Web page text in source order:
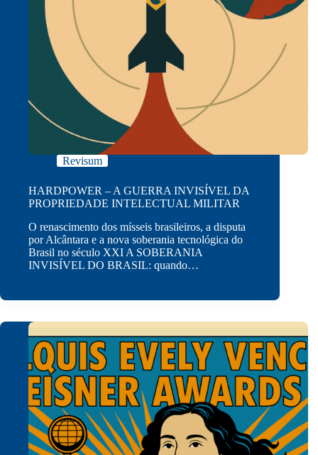
Revisum
HARDPOWER – A GUERRA INVISÍVEL DA
PROPRIEDADE INTELECTUAL MILITAR
O renascimento dos mísseis brasileiros, a disputa
por Alcântara e a nova soberania tecnológica do
Brasil no século XXI A SOBERANIA
INVISÍVEL DO BRASIL: quando…